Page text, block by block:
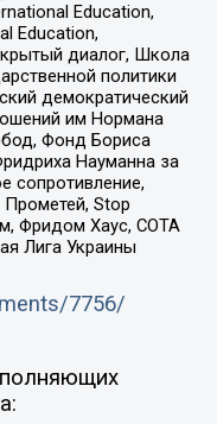
Education,
Education,
диалог, Школа
политики
демократический
им Нормана
Фонд Бориса
Науманна за
сопротивление,
Прометей, Stop
Фридом Хаус, СОТА
Лига Украины
7756/